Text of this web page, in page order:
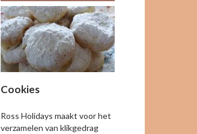
Cookies
Ross Holidays maakt voor het
verzamelen van klikgedrag